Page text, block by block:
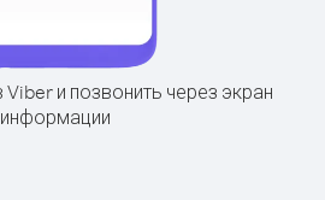
и позвонить через экран
информации